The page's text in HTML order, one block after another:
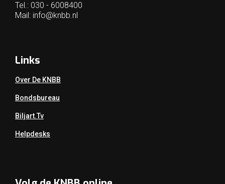
Tel.: 030 - 6008400
Mail: info@knbb.nl
Links
Over De KNBB
Bondsbureau
Biljart.tv
Helpdesks